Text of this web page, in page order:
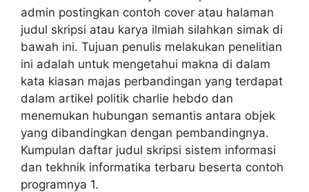
admin postingkan contoh cover atau halaman
judul skripsi atau karya ilmiah silahkan simak di
bawah ini. Tujuan penulis melakukan penelitian
ini adalah untuk mengetahui makna di dalam
kata kiasan majas perbandingan yang terdapat
dalam artikel politik charlie hebdo dan
menemukan hubungan semantis antara objek
yang dibandingkan dengan pembandingnya.
Kumpulan daftar judul skripsi sistem informasi
dan tekhnik informatika terbaru beserta contoh
programnya 1.